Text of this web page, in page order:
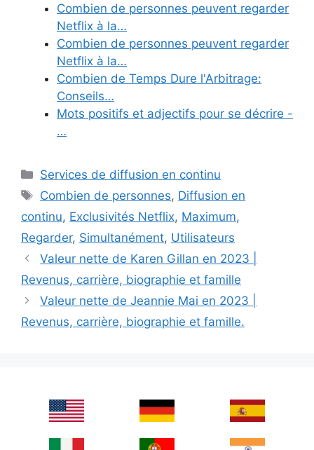
Combien de personnes peuvent regarder
Netflix à la…
Combien de personnes peuvent regarder
Netflix à la…
Combien de Temps Dure l'Arbitrage:
Conseils…
Mots positifs et adjectifs pour se décrire -
…
Categories
Services de diffusion en continu
Tags
Combien de personnes, Diffusion en
continu, Exclusivités Netflix, Maximum,
Regarder, Simultanément, Utilisateurs
Valeur nette de Karen Gillan en 2023 |
Revenus, carrière, biographie et famille
Valeur nette de Jeannie Mai en 2023 |
Revenus, carrière, biographie et famille.